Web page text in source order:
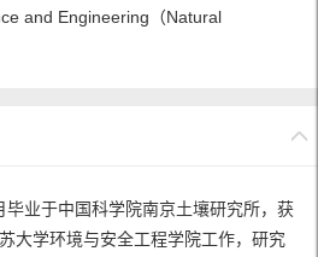
and Engineering（Natural
毕业于中国科学院南京土壤研究所，获
大学环境与安全工程学院工作，研究